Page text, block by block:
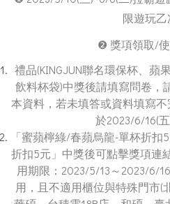
限遊玩乙
❷ 獎項領取/使
禮品(KINGJUN聯名環保杯、蘋
飲料杯袋)中獎後請填寫問卷，
本資料，若未填答或資料填寫
於2023/6/16(五
「蜜蘋檸綠/春蘋烏龍-單杯折
折扣5元」中獎後可點擊獎項連
用期限：2023/5/13～2023/6/
用，且不適用櫃位與特殊門市(